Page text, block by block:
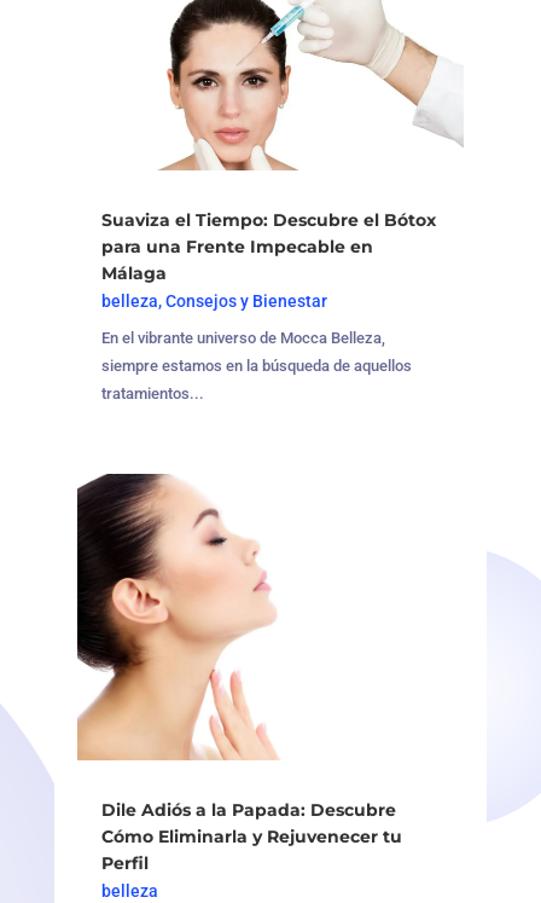
Suaviza el Tiempo: Descubre el Bótox
para una Frente Impecable en
Málaga
belleza,Consejos y Bienestar
En el vibrante universo de Mocca Belleza,
siempre estamos en la búsqueda de aquellos
tratamientos...
Dile Adiós a la Papada: Descubre
Cómo Eliminarla y Rejuvenecer tu
Perfil
belleza